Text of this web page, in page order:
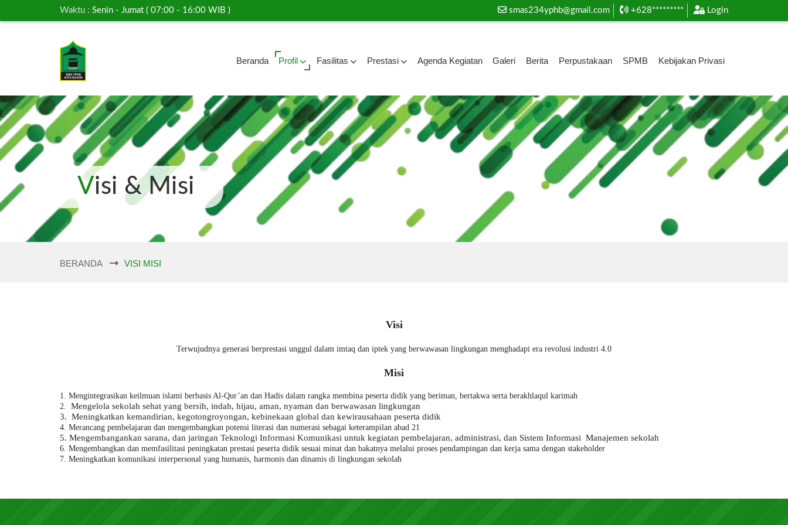
Waktu : Senin - Jumat ( 07:00 - 16:00 WIB ) smas234yphb@gmail.com +628********* Login
Beranda Profil Fasilitas Prestasi Agenda Kegiatan Galeri Berita Perpustakaan SPMB Kebijakan Privasi
Visi & Misi
BERANDA VISI MISI
Visi
Terwujudnya generasi berprestasi unggul dalam imtaq dan iptek yang berwawasan lingkungan menghadapi era revolusi industri 4.0
Misi
1. Mengintegrasikan keilmuan islami berbasis Al-Qur’an dan Hadis dalam rangka membina peserta didik yang beriman, bertakwa serta berakhlaqul karimah
2. Mengelola sekolah sehat yang bersih, indah, hijau, aman, nyaman dan berwawasan lingkungan
3. Meningkatkan kemandirian, kegotongroyongan, kebinekaan global dan kewirausahaan peserta didik
4. Merancang pembelajaran dan mengembangkan potensi literasi dan numerasi sebagai keterampilan abad 21
5. Mengembangankan sarana, dan jaringan Teknologi Informasi Komunikasi untuk kegiatan pembelajaran, administrasi, dan Sistem Informasi Manajemen sekolah
6. Mengembangkan dan memfasilitasi peningkatan prestasi peserta didik sesuai minat dan bakatnya melalui proses pendampingan dan kerja sama dengan stakeholder
7. Meningkatkan komunikasi interpersonal yang humanis, harmonis dan dinamis di lingkungan sekolah